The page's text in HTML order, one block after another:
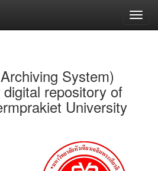
System)
repository of
University